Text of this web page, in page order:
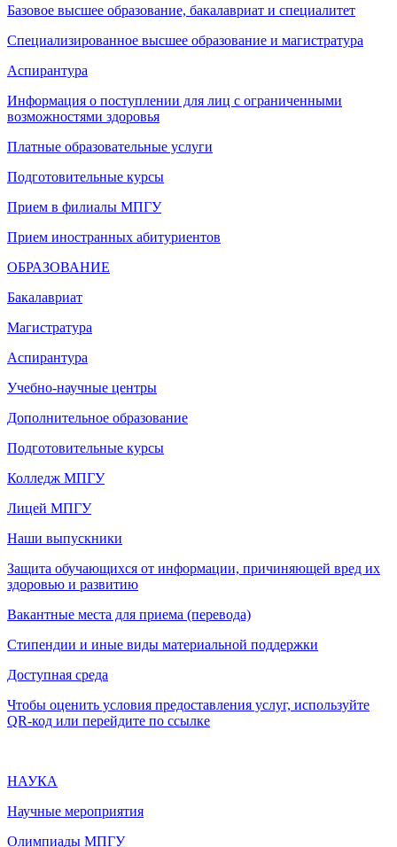
Базовое высшее образование, бакалавриат и специалитет
Специализированное высшее образование и магистратура
Аспирантура
Информация о поступлении для лиц с ограниченными
возможностями здоровья
Платные образовательные услуги
Подготовительные курсы
Прием в филиалы МПГУ
Прием иностранных абитуриентов
ОБРАЗОВАНИЕ
Бакалавриат
Магистратура
Аспирантура
Учебно-научные центры
Дополнительное образование
Подготовительные курсы
Колледж МПГУ
Лицей МПГУ
Наши выпускники
Защита обучающихся от информации, причиняющей вред их
здоровью и развитию
Вакантные места для приема (перевода)
Стипендии и иные виды материальной поддержки
Доступная среда
Чтобы оценить условия предоставления услуг, используйте
QR-код или перейдите по ссылке
НАУКА
Научные мероприятия
Олимпиады МПГУ